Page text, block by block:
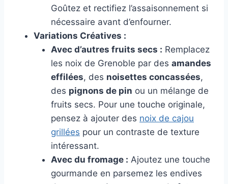
Goûtez et rectifiez l’assaisonnement si
nécessaire avant d’enfourner.
Variations Créatives :
Avec d’autres fruits secs : Remplacez
les noix de Grenoble par des amandes
effilées, des noisettes concassées,
des pignons de pin ou un mélange de
fruits secs. Pour une touche originale,
pensez à ajouter des noix de cajou
grillées pour un contraste de texture
intéressant.
Avec du fromage : Ajoutez une touche
gourmande en parsemez les endives